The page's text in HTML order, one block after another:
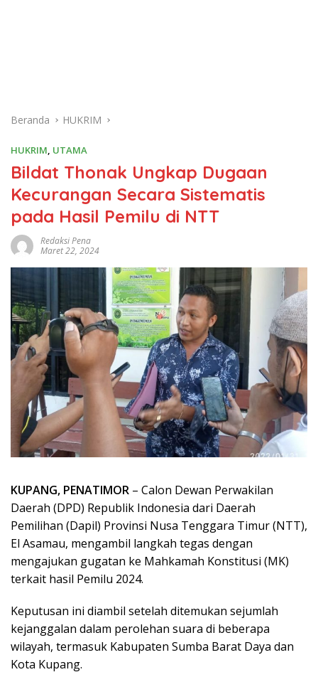
Beranda HUKRIM
HUKRIM, UTAMA
Bildat Thonak Ungkap Dugaan
Kecurangan Secara Sistematis
pada Hasil Pemilu di NTT
Redaksi Pena
Maret 22, 2024
KUPANG, PENATIMOR – Calon Dewan Perwakilan
Daerah (DPD) Republik Indonesia dari Daerah
Pemilihan (Dapil) Provinsi Nusa Tenggara Timur (NTT),
El Asamau, mengambil langkah tegas dengan
mengajukan gugatan ke Mahkamah Konstitusi (MK)
terkait hasil Pemilu 2024.
Keputusan ini diambil setelah ditemukan sejumlah
kejanggalan dalam perolehan suara di beberapa
wilayah, termasuk Kabupaten Sumba Barat Daya dan
Kota Kupang.